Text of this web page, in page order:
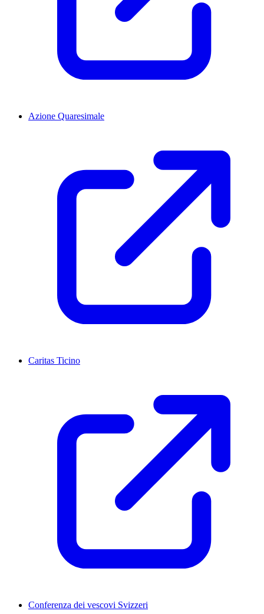
Azione Quaresimale
Caritas Ticino
Conferenza dei vescovi Svizzeri